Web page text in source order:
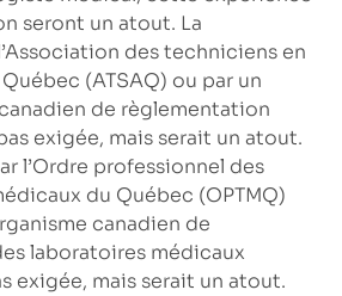
seront un atout. La
des techniciens en
(ATSAQ) ou par un
de règlementation
exigée, mais serait un atout.
l’Ordre professionnel des
du Québec (OPTMQ)
canadien de
laboratoires médicaux
exigée, mais serait un atout.